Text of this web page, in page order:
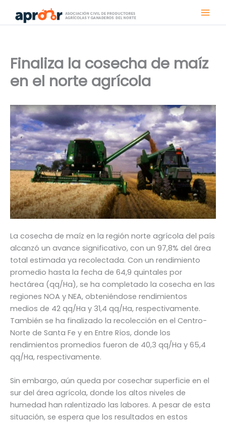
Finaliza la cosecha de maíz
en el norte agrícola
La cosecha de maíz en la región norte agrícola del país
alcanzó un avance significativo, con un 97,8% del área
total estimada ya recolectada. Con un rendimiento
promedio hasta la fecha de 64,9 quintales por
hectárea (qq/Ha), se ha completado la cosecha en las
regiones NOA y NEA, obteniéndose rendimientos
medios de 42 qq/Ha y 31,4 qq/Ha, respectivamente.
También se ha finalizado la recolección en el Centro-
Norte de Santa Fe y en Entre Ríos, donde los
rendimientos promedios fueron de 40,3 qq/Ha y 65,4
qq/Ha, respectivamente.
Sin embargo, aún queda por cosechar superficie en el
sur del área agrícola, donde los altos niveles de
humedad han ralentizado las labores. A pesar de esta
situación, se espera que los resultados en estos